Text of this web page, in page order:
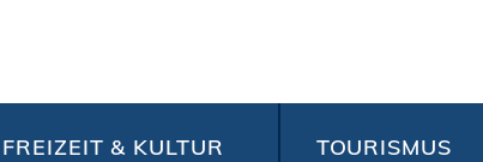
FREIZEIT & KULTUR TOURISMUS